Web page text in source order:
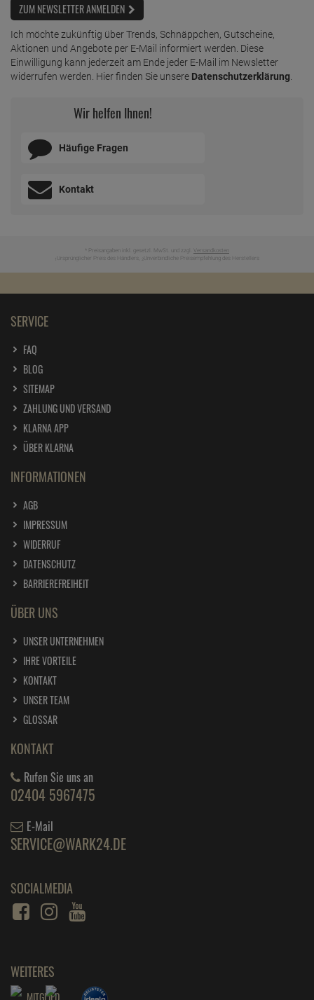
ZUM NEWSLETTER ANMELDEN
Ich möchte zukünftig über Trends, Schnäppchen, Gutscheine,
Aktionen und Angebote per E-Mail informiert werden. Diese
Einwilligung kann jederzeit am Ende jeder E-Mail im Newsletter
widerrufen werden. Hier finden Sie unsere Datenschutzerklärung
Wir helfen Ihnen!
Häufige Fragen
Kontakt
* Preisangaben inkl. gesetzl. MwSt. und zzgl. Versandkosten
Ursprünglicher Preis des Händlers, Unverbindliche Preisempfehlung des Herstellers
SERVICE
FAQ
BLOG
SITEMAP
ZAHLUNG UND VERSAND
KLARNA APP
ÜBER KLARNA
INFORMATIONEN
AGB
IMPRESSUM
WIDERRUF
DATENSCHUTZ
BARRIEREFREIHEIT
ÜBER UNS
UNSER UNTERNEHMEN
IHRE VORTEILE
KONTAKT
UNSER TEAM
GLOSSAR
KONTAKT
Rufen Sie uns an
02404 5967475
E-Mail
SERVICE@WARK24.DE
SOCIALMEDIA
WEITERES